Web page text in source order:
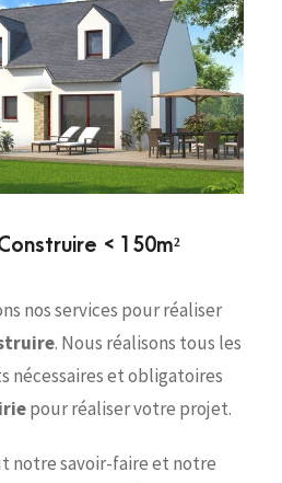
< 150m²
nos services pour réaliser
. Nous réalisons tous les
nécessaires et obligatoires
pour réaliser votre projet.
notre savoir-faire et notre